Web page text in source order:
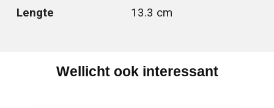
Lengte 13.3 cm
Wellicht ook interessant